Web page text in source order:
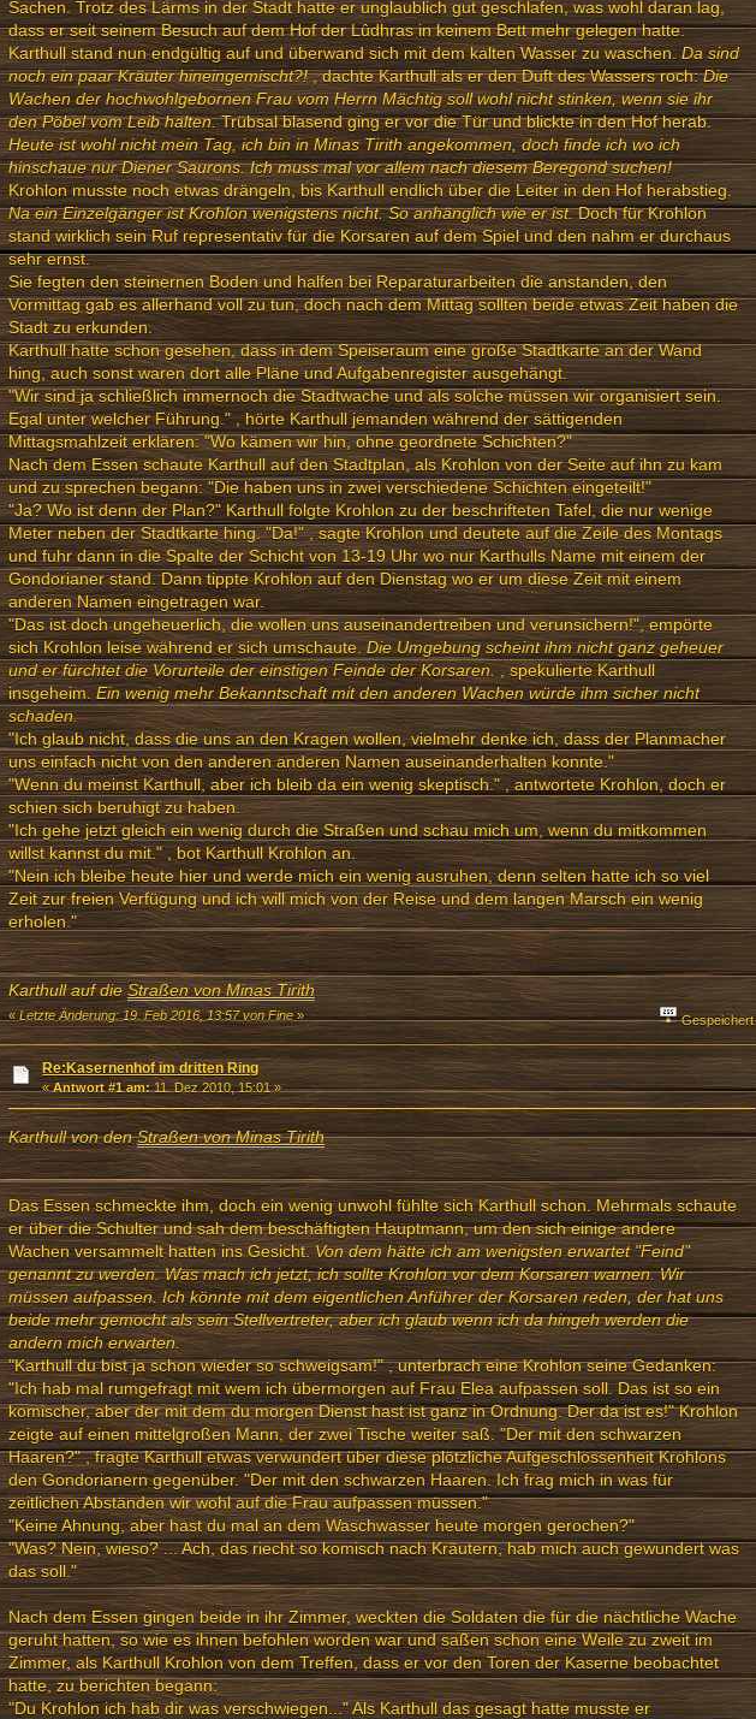
Sachen. Trotz des Lärms in der Stadt hatte er unglaublich gut geschlafen, was wohl daran lag,
dass er seit seinem Besuch auf dem Hof der Lûdhras in keinem Bett mehr gelegen hatte.
Karthull stand nun endgültig auf und überwand sich mit dem kalten Wasser zu waschen.Da sind
noch ein paar Kräuter hineingemischt?!, dachte Karthull als er den Duft des Wassers roch:Die
Wachen der hochwohlgebornen Frau vom Herrn Mächtig soll wohl nicht stinken, wenn sie ihr
den Pöbel vom Leib halten.Trübsal blasend ging er vor die Tür und blickte in den Hof herab.
Heute ist wohl nicht mein Tag, ich bin in Minas Tirith angekommen, doch finde ich wo ich
hinschaue nur Diener Saurons. Ich muss mal vor allem nach diesem Beregond suchen!
Krohlon musste noch etwas drängeln, bis Karthull endlich über die Leiter in den Hof herabstieg.
Na ein Einzelgänger ist Krohlon wenigstens nicht. So anhänglich wie er ist.Doch für Krohlon
stand wirklich sein Ruf representativ für die Korsaren auf dem Spiel und den nahm er durchaus
sehr ernst.
Sie fegten den steinernen Boden und halfen bei Reparaturarbeiten die anstanden, den
Vormittag gab es allerhand voll zu tun, doch nach dem Mittag sollten beide etwas Zeit haben die
Stadt zu erkunden.
Karthull hatte schon gesehen, dass in dem Speiseraum eine große Stadtkarte an der Wand
hing, auch sonst waren dort alle Pläne und Aufgabenregister ausgehängt.
"Wir sind ja schließlich immernoch die Stadtwache und als solche müssen wir organisiert sein.
Egal unter welcher Führung." , hörte Karthull jemanden während der sättigenden
Mittagsmahlzeit erklären: "Wo kämen wir hin, ohne geordnete Schichten?"
Nach dem Essen schaute Karthull auf den Stadtplan, als Krohlon von der Seite auf ihn zu kam
und zu sprechen begann: "Die haben uns in zwei verschiedene Schichten eingeteilt!"
"Ja? Wo ist denn der Plan?" Karthull folgte Krohlon zu der beschrifteten Tafel, die nur wenige
Meter neben der Stadtkarte hing. "Da!" , sagte Krohlon und deutete auf die Zeile des Montags
und fuhr dann in die Spalte der Schicht von 13-19 Uhr wo nur Karthulls Name mit einem der
Gondorianer stand. Dann tippte Krohlon auf den Dienstag wo er um diese Zeit mit einem
anderen Namen eingetragen war.
"Das ist doch ungeheuerlich, die wollen uns auseinandertreiben und verunsichern!", empörte
sich Krohlon leise während er sich umschaute.Die Umgebung scheint ihm nicht ganz geheuer
und er fürchtet die Vorurteile der einstigen Feinde der Korsaren., spekulierte Karthull
insgeheim.Ein wenig mehr Bekanntschaft mit den anderen Wachen würde ihm sicher nicht
schaden.
"Ich glaub nicht, dass die uns an den Kragen wollen, vielmehr denke ich, dass der Planmacher
uns einfach nicht von den anderen anderen Namen auseinanderhalten konnte."
"Wenn du meinst Karthull, aber ich bleib da ein wenig skeptisch." , antwortete Krohlon, doch er
schien sich beruhigt zu haben.
"Ich gehe jetzt gleich ein wenig durch die Straßen und schau mich um, wenn du mitkommen
willst kannst du mit." , bot Karthull Krohlon an.
"Nein ich bleibe heute hier und werde mich ein wenig ausruhen, denn selten hatte ich so viel
Zeit zur freien Verfügung und ich will mich von der Reise und dem langen Marsch ein wenig
erholen."
Karthull auf dieStraßen von Minas Tirith
« Letzte Änderung: 19. Feb 2016, 13:57 von Fine» Gespeichert
Re:Kasernenhof im dritten Ring
«Antwort #1 am:11. Dez 2010, 15:01 »
Karthull von denStraßen von Minas Tirith
Das Essen schmeckte ihm, doch ein wenig unwohl fühlte sich Karthull schon. Mehrmals schaute
er über die Schulter und sah dem beschäftigten Hauptmann, um den sich einige andere
Wachen versammelt hatten ins Gesicht.Von dem hätte ich am wenigsten erwartet "Feind"
genannt zu werden. Was mach ich jetzt; ich sollte Krohlon vor dem Korsaren warnen. Wir
müssen aufpassen. Ich könnte mit dem eigentlichen Anführer der Korsaren reden, der hat uns
beide mehr gemocht als sein Stellvertreter, aber ich glaub wenn ich da hingeh werden die
andern mich erwarten.
"Karthull du bist ja schon wieder so schweigsam!" , unterbrach eine Krohlon seine Gedanken:
"Ich hab mal rumgefragt mit wem ich übermorgen auf Frau Elea aufpassen soll. Das ist so ein
komischer, aber der mit dem du morgen Dienst hast ist ganz in Ordnung. Der da ist es!" Krohlon
zeigte auf einen mittelgroßen Mann, der zwei Tische weiter saß. "Der mit den schwarzen
Haaren?" , fragte Karthull etwas verwundert über diese plötzliche Aufgeschlossenheit Krohlons
den Gondorianern gegenüber. "Der mit den schwarzen Haaren. Ich frag mich in was für
zeitlichen Abständen wir wohl auf die Frau aufpassen müssen."
"Keine Ahnung, aber hast du mal an dem Waschwasser heute morgen gerochen?"
"Was? Nein, wieso? ... Ach, das riecht so komisch nach Kräutern, hab mich auch gewundert was
das soll."
Nach dem Essen gingen beide in ihr Zimmer, weckten die Soldaten die für die nächtliche Wache
geruht hatten, so wie es ihnen befohlen worden war und saßen schon eine Weile zu zweit im
Zimmer, als Karthull Krohlon von dem Treffen, dass er vor den Toren der Kaserne beobachtet
hatte, zu berichten begann:
"Du Krohlon ich hab dir was verschwiegen..." Als Karthull das gesagt hatte musste er